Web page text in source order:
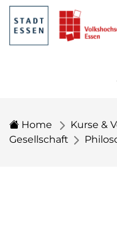
Home Kurse &
Gesellschaft